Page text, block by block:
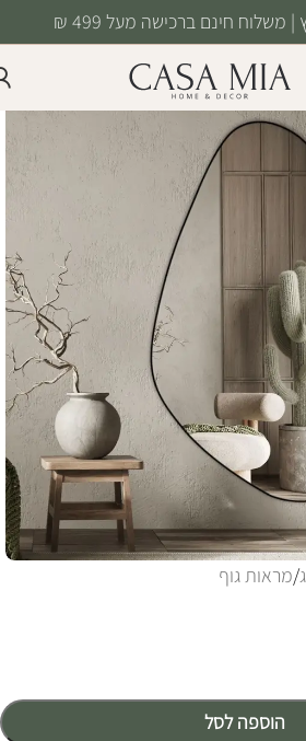
חינם ברכישה מעל 499 ₪
/מראות גוף
הוספה לסל